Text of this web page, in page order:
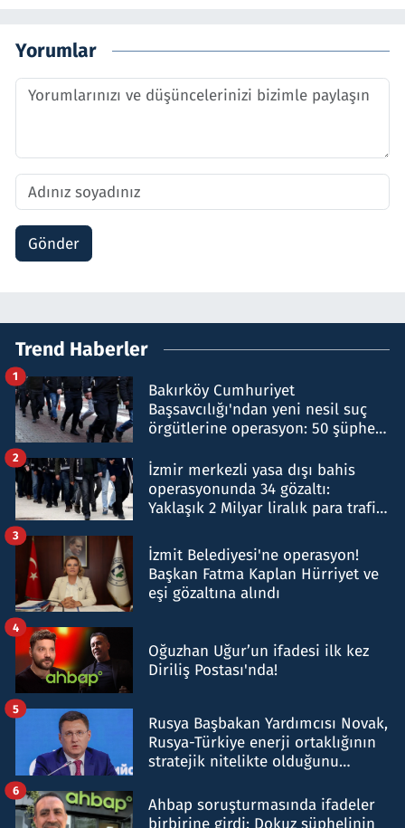
Yorumlar
Gönder
Trend Haberler
Bakırköy Cumhuriyet
Başsavcılığı'ndan yeni nesil suç
örgütlerine operasyon: 50 şüpheli
1
İzmir merkezli yasa dışı bahis
operasyonunda 34 gözaltı:
Yaklaşık 2 Milyar liralık para trafiği
2
İzmit Belediyesi'ne operasyon!
Başkan Fatma Kaplan Hürriyet ve
eşi gözaltına alındı
3
Oğuzhan Uğur’un ifadesi ilk kez
Diriliş Postası'nda!
4
Rusya Başbakan Yardımcısı Novak,
Rusya-Türkiye enerji ortaklığının
stratejik nitelikte olduğunu
5
Ahbap soruşturmasında ifadeler
birbirine girdi: Dokuz şüphelinin
6